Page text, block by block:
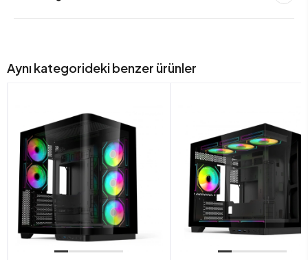
Aynı kategorideki benzer ürünler